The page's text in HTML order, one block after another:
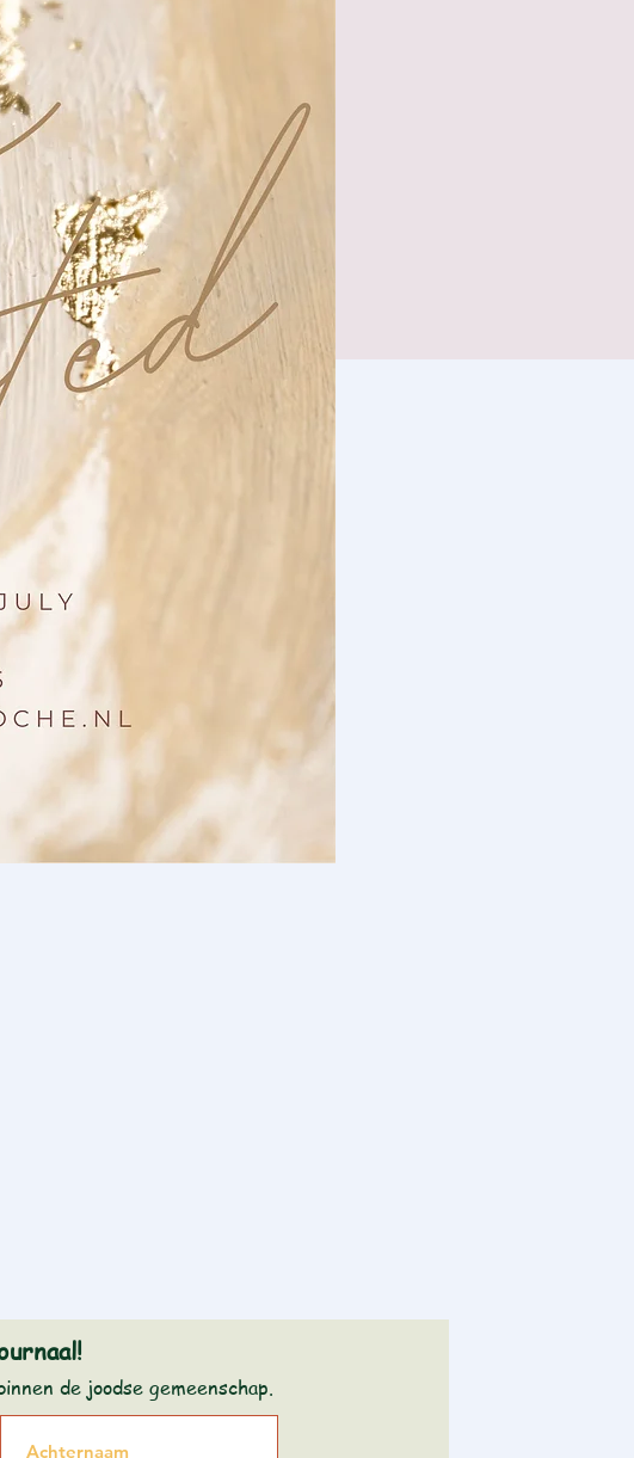
de joodse gemeenschap.